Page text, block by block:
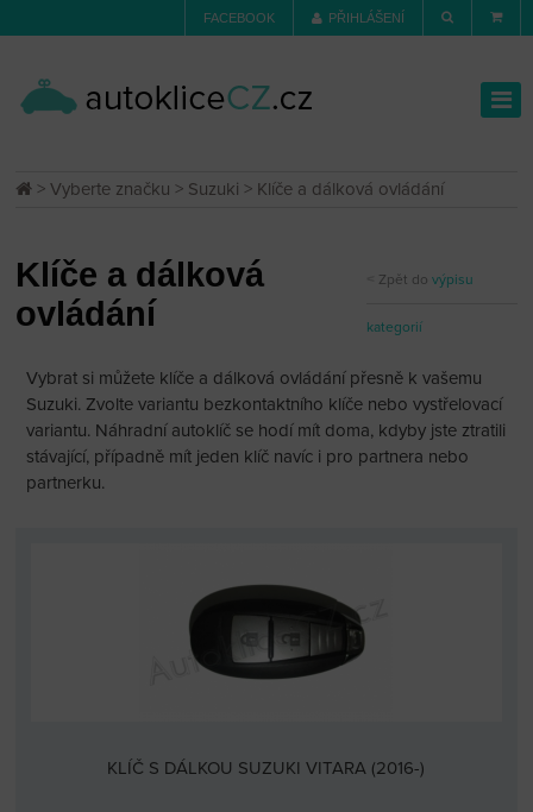
FACEBOOK PŘIHLÁŠENÍ
>Vyberte značku > Suzuki > Klíče a dálková ovládání
Zpět dovýpisu
kategorií
Klíče a dálková
ovládání
Vybrat si můžete klíče a dálková ovládání přesně k vašemu
Suzuki. Zvolte variantu bezkontaktního klíče nebo vystřelovací
variantu. Náhradní autoklíč se hodí mít doma, kdyby jste ztratili
stávající, případně mít jeden klíč navíc i pro partnera nebo
partnerku.
KLÍČ S DÁLKOU SUZUKI VITARA (2016-)